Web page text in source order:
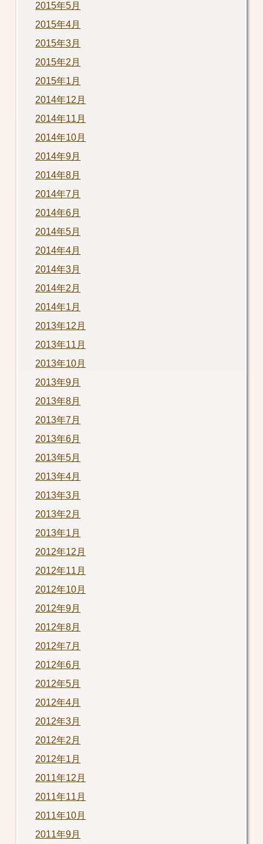
2015年5月
2015年4月
2015年3月
2015年2月
2015年1月
2014年12月
2014年11月
2014年10月
2014年9月
2014年8月
2014年7月
2014年6月
2014年5月
2014年4月
2014年3月
2014年2月
2014年1月
2013年12月
2013年11月
2013年10月
2013年9月
2013年8月
2013年7月
2013年6月
2013年5月
2013年4月
2013年3月
2013年2月
2013年1月
2012年12月
2012年11月
2012年10月
2012年9月
2012年8月
2012年7月
2012年6月
2012年5月
2012年4月
2012年3月
2012年2月
2012年1月
2011年12月
2011年11月
2011年10月
2011年9月